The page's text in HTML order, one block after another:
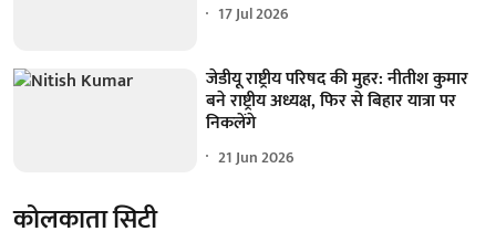
17 Jul 2026
जेडीयू राष्ट्रीय परिषद की मुहर: नीतीश कुमार
बने राष्ट्रीय अध्यक्ष, फिर से बिहार यात्रा पर
निकलेंगे
21 Jun 2026
कोलकाता सिटी